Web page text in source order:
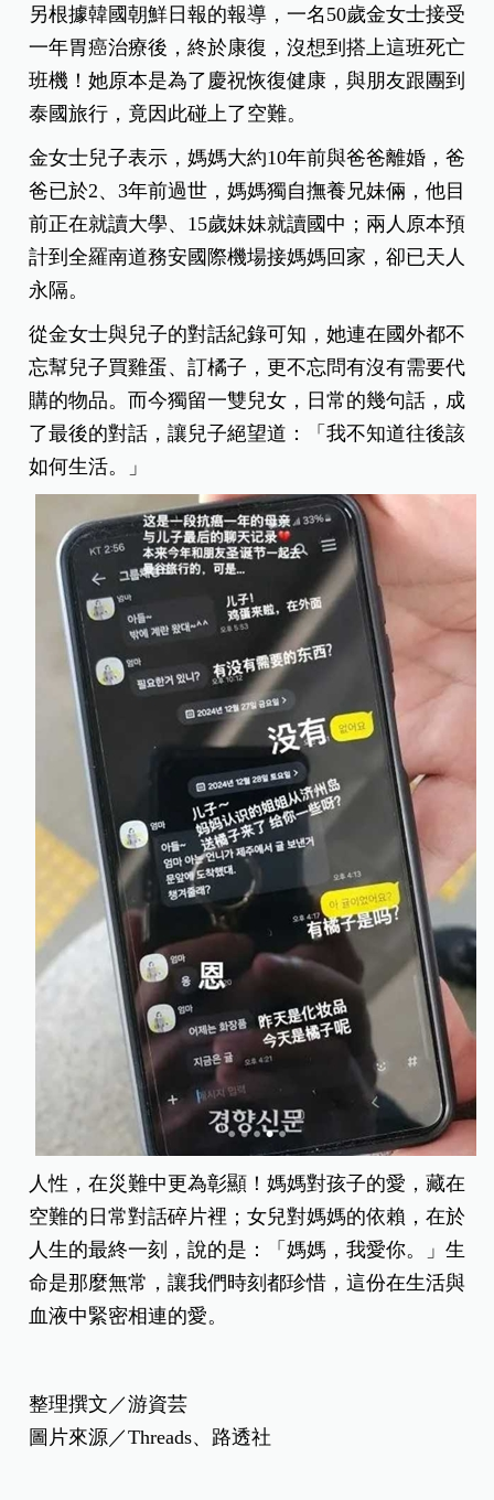
另根據韓國朝鮮日報的報導，一名50歲金女士接受
一年胃癌治療後，終於康復，沒想到搭上這班死亡
班機！她原本是為了慶祝恢復健康，與朋友跟團到
泰國旅行，竟因此碰上了空難。
金女士兒子表示，媽媽大約10年前與爸爸離婚，爸
爸已於2、3年前過世，媽媽獨自撫養兄妹倆，他目
前正在就讀大學、15歲妹妹就讀國中；兩人原本預
計到全羅南道務安國際機場接媽媽回家，卻已天人
永隔。
從金女士與兒子的對話紀錄可知，她連在國外都不
忘幫兒子買雞蛋、訂橘子，更不忘問有沒有需要代
購的物品。而今獨留一雙兒女，日常的幾句話，成
了最後的對話，讓兒子絕望道：「我不知道往後該
如何生活。」
人性，在災難中更為彰顯！媽媽對孩子的愛，藏在
空難的日常對話碎片裡；女兒對媽媽的依賴，在於
人生的最終一刻，說的是：「媽媽，我愛你。」生
命是那麼無常，讓我們時刻都珍惜，這份在生活與
血液中緊密相連的愛。
整理撰文／游資芸
圖片來源／Threads、路透社